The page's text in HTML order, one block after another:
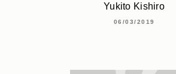
Yukito Kishiro
06/03/2019